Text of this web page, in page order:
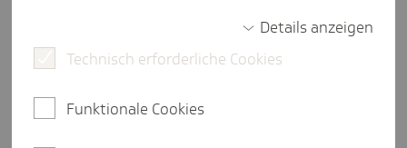
Telefonische BeratungDetails anzeigen
Technisch erforderliche Cookies
Funktionale Cookies